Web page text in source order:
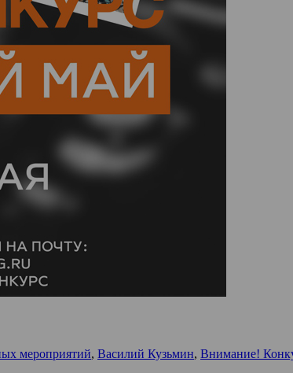
мероприятий, Василий Кузьмин, Внимание!